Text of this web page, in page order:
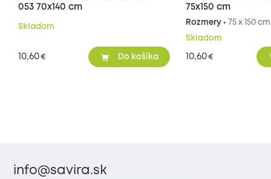
053 70x140 cm
Skladom
10,60€ Do košíka
75x150 cm
Rozmery • 75 x 150 cm
Skladom
10,60€
info@savira.sk